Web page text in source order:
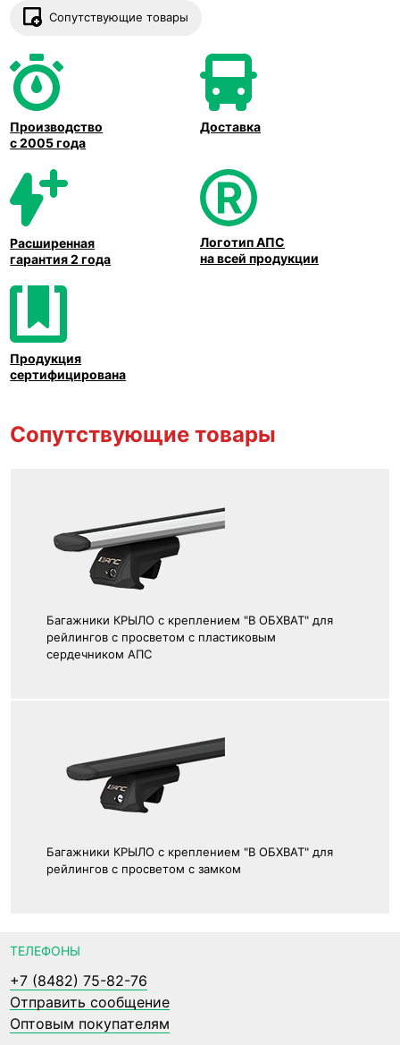
Сопутствующие товары
Производство
с 2005 года
Доставка
Расширенная
гарантия 2 года
Логотип АПС
на всей продукции
Продукция
сертифицирована
Сопутствующие товары
Багажники КРЫЛО с креплением "В ОБХВАТ" для
рейлингов с просветом с пластиковым
сердечником АПС
Багажники КРЫЛО с креплением "В ОБХВАТ" для
рейлингов с просветом с замком
ТЕЛЕФОНЫ
+7 (8482) 75-82-76
Отправить сообщение
Оптовым покупателям